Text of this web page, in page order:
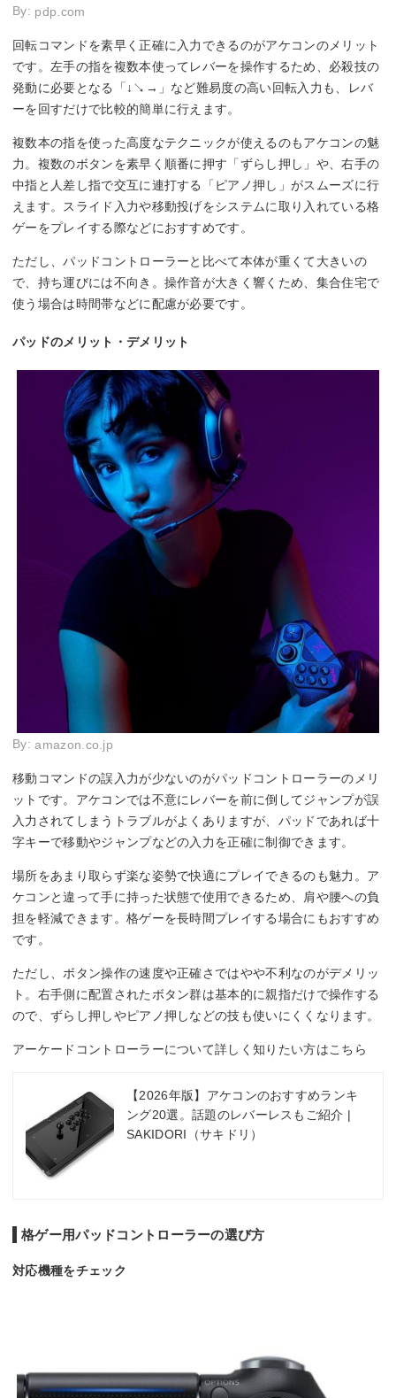
By: pdp.com
回転コマンドを素早く正確に入力できるのがアケコンのメリット
です。左手の指を複数本使ってレバーを操作するため、必殺技の
発動に必要となる「↓↘︎→」など難易度の高い回転入力も、レバ
ーを回すだけで比較的簡単に行えます。
複数本の指を使った高度なテクニックが使えるのもアケコンの魅
力。複数のボタンを素早く順番に押す「ずらし押し」や、右手の
中指と人差し指で交互に連打する「ピアノ押し」がスムーズに行
えます。スライド入力や移動投げをシステムに取り入れている格
ゲーをプレイする際などにおすすめです。
ただし、パッドコントローラーと比べて本体が重くて大きいの
で、持ち運びには不向き。操作音が大きく響くため、集合住宅で
使う場合は時間帯などに配慮が必要です。
パッドのメリット・デメリット
By:amazon.co.jp
移動コマンドの誤入力が少ないのがパッドコントローラーのメリ
ットです。アケコンでは不意にレバーを前に倒してジャンプが誤
入力されてしまうトラブルがよくありますが、パッドであれば十
字キーで移動やジャンプなどの入力を正確に制御できます。
場所をあまり取らず楽な姿勢で快適にプレイできるのも魅力。ア
ケコンと違って手に持った状態で使用できるため、肩や腰への負
担を軽減できます。格ゲーを長時間プレイする場合にもおすすめ
です。
ただし、ボタン操作の速度や正確さではやや不利なのがデメリッ
ト。右手側に配置されたボタン群は基本的に親指だけで操作する
ので、ずらし押しやピアノ押しなどの技も使いにくくなります。
アーケードコントローラーについて詳しく知りたい方はこちら
【2026年版】アケコンのおすすめランキ
ング20選。話題のレバーレスもご紹介 |
SAKIDORI（サキドリ）
格ゲー用パッドコントローラーの選び方
対応機種をチェック